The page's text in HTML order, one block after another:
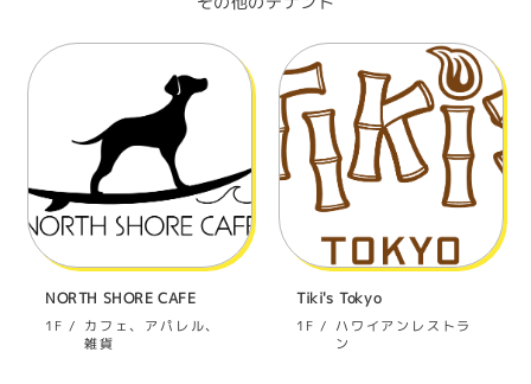
NORTH SHORE CAFE
1F カフェ、アパレル、
雑貨
Tiki's Tokyo
1F ハワイアンレストラ
ン